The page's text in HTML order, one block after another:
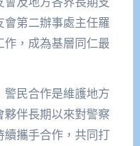
第二辦事處主任羅
，成為基層同仁最
民合作是維護地方
伴長期以來對警察
攜手合作，共同打